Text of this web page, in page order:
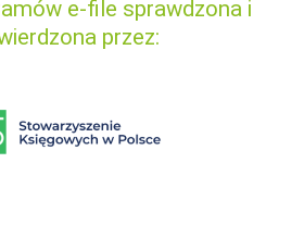
e-file sprawdzona i
przez: